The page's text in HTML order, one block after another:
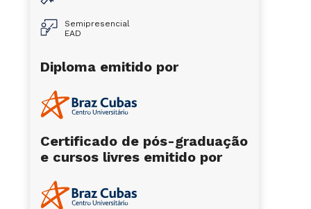
Semipresencial
EAD
Diploma emitido por
Certificado de pós-graduação
e cursos livres emitido por